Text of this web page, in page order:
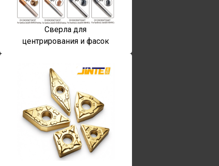
Сверла для
центрирования и фасок